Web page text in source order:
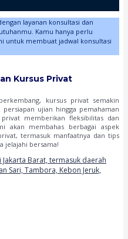
layanan konsultasi dan
Kamu hanya perlu
untuk membuat jadwal konsultasi
Kursus Privat
kursus privat semakin
ujian hingga pemahaman
memberikan fleksibilitas dan
akan membahas berbagai aspek
termasuk manfaatnya dan tips
jelajahi bersama!